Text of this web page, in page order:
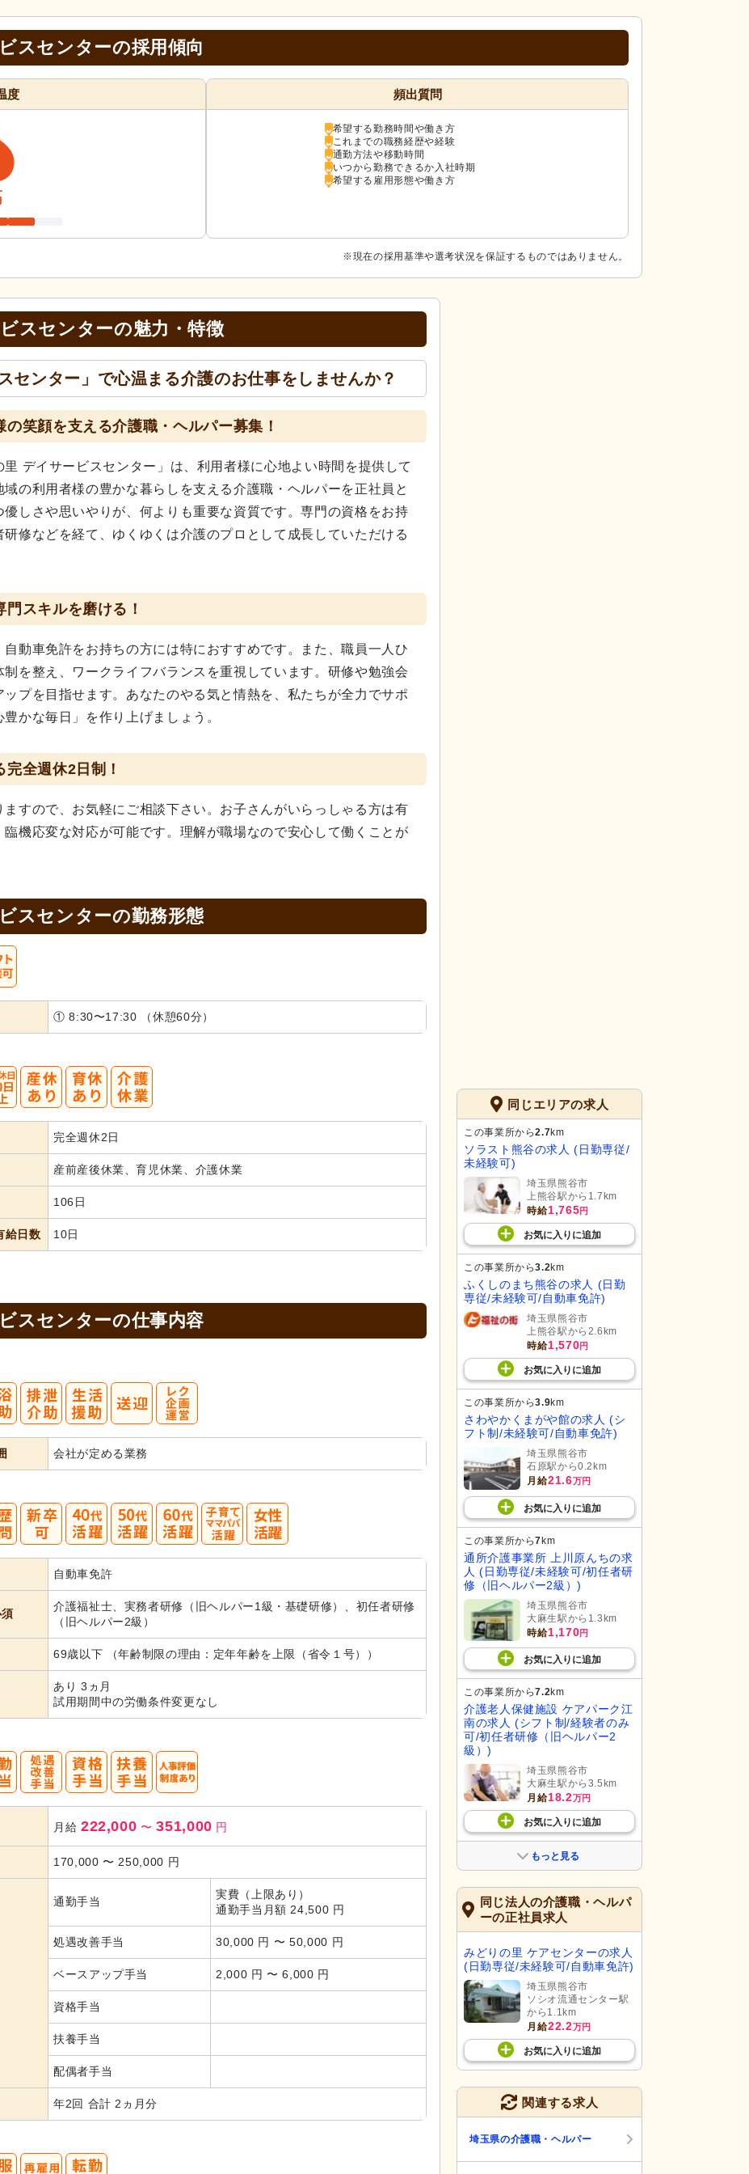
スセンターの採用傾向
度 頻出質問
希望する勤務時間や働き方
これまでの職務経歴や経験
通勤方法や移動時間
いつから勤務できるか入社時期
希望する雇用形態や働き方
※現在の採用基準や選考状況を保証するものではありません。
スセンターの魅力・特徴
センター」で心温まる介護のお仕事をしませんか？
笑顔を支える介護職・ヘルパー募集！
デイサービスセンター」は、利用者様に心地よい時間を提供して
の利用者様の豊かな暮らしを支える介護職・ヘルパーを正社員と
しさや思いやりが、何よりも重要な資質です。専門の資格をお持
修などを経て、ゆくゆくは介護のプロとして成長していただける
スキルを磨ける！
動車免許をお持ちの方には特におすすめです。また、職員一人ひ
を整え、ワークライフバランスを重視しています。研修や勉強会
プを目指せます。あなたのやる気と情熱を、私たちが全力でサポ
かな毎日」を作り上げましょう。
全週休2日制！
すので、お気軽にご相談下さい。お子さんがいらっしゃる方は有
機応変な対応が可能です。理解が職場なので安心して働くことが
スセンターの勤務形態
① 8:30〜17:30 （休憩60分）
完全週休2日
産前産後休業、育児休業、介護休業
106日
給日数 10日
スセンターの仕事内容
会社が定める業務
自動車免許
介護福祉士、実務者研修（旧ヘルパー1級・基礎研修）、初任者研修
（旧ヘルパー2級）
69歳以下 （年齢制限の理由：定年年齢を上限（省令１号））
あり 3ヵ月
試用期間中の労働条件変更なし
月給 222,000 〜 351,000 円
170,000 〜 250,000 円
通勤手当
実費（上限あり）
通勤手当月額 24,500 円
処遇改善手当 30,000 円 〜 50,000 円
ベースアップ手当 2,000 円 〜 6,000 円
資格手当
扶養手当
配偶者手当
年2回 合計 2ヵ月分
同じエリアの求人
この事業所から2.7km
ソラスト熊谷の求人 (日勤専従/
未経験可)
埼玉県熊谷市
上熊谷駅から1.7km
時給1,765円
お気に入り に追加
この事業所から3.2km
ふくしのまち熊谷の求人 (日勤
専従/未経験可/自動車免許)
埼玉県熊谷市
上熊谷駅から2.6km
時給1,570円
お気に入り に追加
この事業所から3.9km
さわやかくまがや館の求人 (シ
フト制/未経験可/自動車免許)
埼玉県熊谷市
石原駅から0.2km
月給21.6万円
お気に入り に追加
この事業所から7km
通所介護事業所 上川原んちの求
人 (日勤専従/未経験可/初任者研
修（旧ヘルパー2級）)
埼玉県熊谷市
大麻生駅から1.3km
時給1,170円
お気に入り に追加
この事業所から7.2km
介護老人保健施設 ケアパーク江
南の求人 (シフト制/経験者のみ
可/初任者研修（旧ヘルパー2
級）)
埼玉県熊谷市
大麻生駅から3.5km
月給18.2万円
お気に入り に追加
もっと見る
同じ法人の介護職・ヘルパ
ーの正社員求人
みどりの里 ケアセンターの求人
(日勤専従/未経験可/自動車免許)
埼玉県熊谷市
ソシオ流通センター駅
から1.1km
月給22.2万円
お気に入り に追加
関連する求人
埼玉県の介護職・ヘルパー